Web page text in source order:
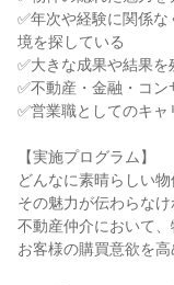
✅年次や経験に関係
境を探している
✅大きな成果や結果
✅不動産・金融・コ
✅営業職としてのキ
【実施プログラム】
どんなに素晴らしい物
その魅力が伝わらな
不動産仲介において、
お客様の購買意欲を